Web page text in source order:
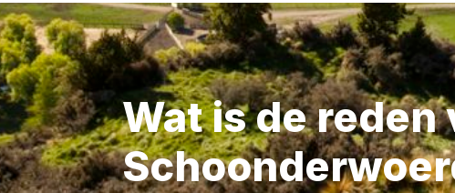
Wat is de reden